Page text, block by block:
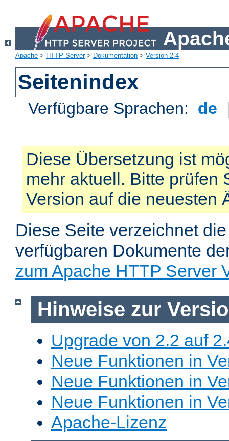
Apache > HTTP-Server> Dokumentation > Version 2.4
Seitenindex
Verfügbare Sprachen: de
Diese Übersetzung ist
mehr aktuell. Bitte prüfen
Version auf die neuesten
Diese Seite verzeichnet
verfügbaren Dokumente
zum Apache HTTP Server
Hinweise zur
Upgrade von 2.2 auf
Neue Funktionen in
Neue Funktionen in
Neue Funktionen in
Apache-Lizenz